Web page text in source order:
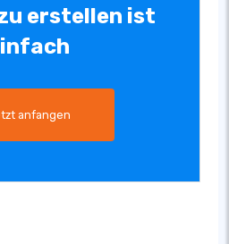
erstellen ist
anfangen